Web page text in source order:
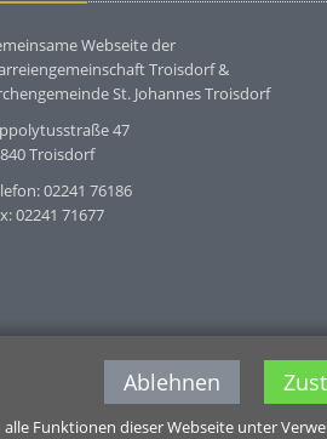
Webseite der
Troisdorf &
St. Johannes Troisdorf
47
Troisdorf
02241 76186
02241 71677
Ablehnen
alle Funktionen dieser Webseite unter